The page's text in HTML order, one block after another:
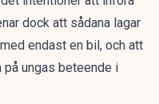
dock att sådana lagar
endast en bil, och att
ungas beteende i